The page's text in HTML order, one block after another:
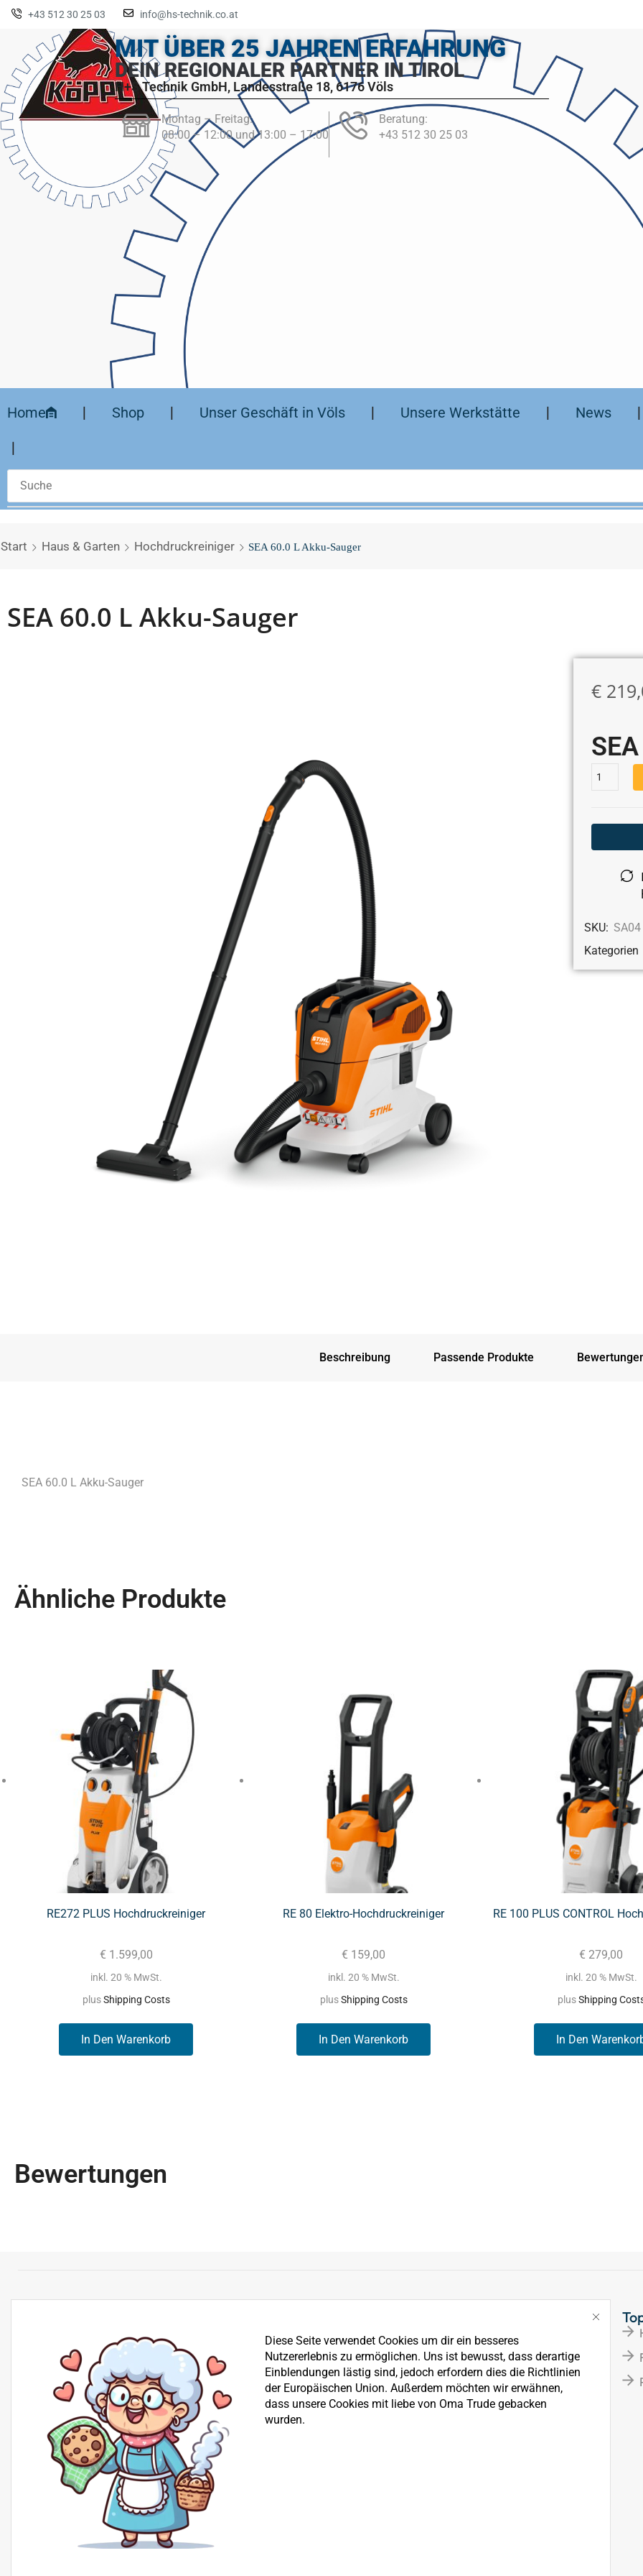
+43 512 30 25 03 info@hs-technik.co.at
MIT ÜBER 25 JAHREN ERFAHRUNG
DEIN REGIONALER PARTNER IN TIROL
H+S Technik GmbH, Landesstraße 18, 6176 Völs
Montag – Freitag:
08:00 – 12:00 und 13:00 – 17:00
Beratung:
+43 512 30 25 03
Home ❘ Shop ❘ Unser Geschäft in Völs ❘ Unsere Werkstätte ❘ News
❘
Start Haus & Garten Hochdruckreiniger SEA 60.0 L Akku-Sauger
SEA 60.0 L Akku-Sauger
€
SKU:
Kategorien
Beschreibung Passende Produkte
SEA 60.0 L Akku-Sauger
Ähnliche Produkte
RE272 PLUS Hochdruckreiniger
€ 1.599,00
inkl. 20 % MwSt.
plusShipping Costs
In Den Warenkorb
RE 80 Elektro-Hochdruckreiniger
€ 159,00
inkl. 20 % MwSt.
plusShipping Costs
In Den Warenkorb
RE 100 PLUS CONTROL
€ 279,00
inkl. 20 % MwSt.
plusShipping
In Den
Bewertungen
Diese Seite verwendet Cookies um dir ein besseres
Nutzererlebnis zu ermöglichen. Uns ist bewusst, dass derartige
Einblendungen lästig sind, jedoch erfordern dies die Richtlinien
der Europäischen Union. Außerdem möchten wir erwähnen,
dass unsere Cookies mit liebe von Oma Trude gebacken
wurden.
Bereits seit über 25 Jahren befassen wir uns mit dem Verkauf, der Wartung und
der Reparatur von Garten-, Winter- und Kommunalgeräten.
+43 512 30 25 03
H+S Technik GmbH, Landesstraße 18, 6176 Völs
News
Kontakt